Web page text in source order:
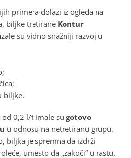
primera dolazi iz ogleda na
biljke tretirane Kontur
su vidno snažniji razvoj u
biljke.
0,2 l/t imale su gotovo
u odnosu na netretiranu grupu.
biljka je spremna da izdrži
umesto da „zakoči“ u rastu.